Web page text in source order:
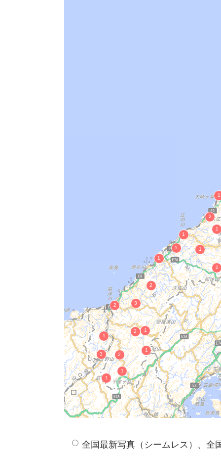
御客神社祭礼風流
今津のとんど
隠岐国分寺蓮華会舞
シッカク踊
宇賀神社の獅子舞
鹿子原の虫送り踊
津和野踊
大原神職神楽
三葛神楽（みかずらかぐら）
槻の屋神楽
井野神楽
抜月神楽（ぬくつきかぐら）
海潮山王寺神楽
有福神楽
全国最新写真（シームレス）、全